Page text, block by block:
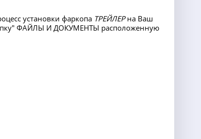
установки фаркопа ТРЕЙЛЕРна Ваш
ФАЙЛЫ И ДОКУМЕНТЫ расположенную